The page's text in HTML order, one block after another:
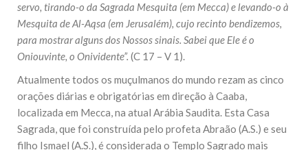
servo, tirando-o da Sagrada Mesquita (em Mecca) e levando-o à
Mesquita de Al-Aqsa (em Jerusalém), cujo recinto bendizemos,
para mostrar alguns dos Nossos sinais. Sabei que Ele é o
Oniouvinte, o Onividente”. (C 17 – V 1).
Atualmente todos os muçulmanos do mundo rezam as cinco
orações diárias e obrigatórias em direção à Caaba,
localizada em Mecca, na atual Arábia Saudita. Esta Casa
Sagrada, que foi construída pelo profeta Abraão (A.S.) e seu
filho Ismael (A.S.), é considerada o Templo Sagrado mais